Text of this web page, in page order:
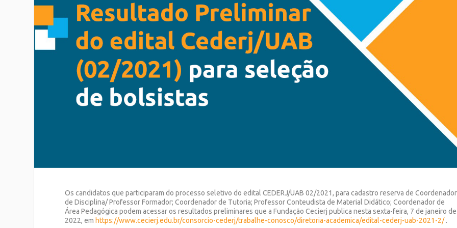
Os candidatos que participaram do processo seletivo do edital CEDERJ/UAB 02/2021, para cadastro reserva de Coordenador
de Disciplina/ Professor Formador; Coordenador de Tutoria; Professor Conteudista de Material Didático; Coordenador de
Área Pedagógica podem acessar os resultados preliminares que a Fundação Cecierj publica nesta sexta-feira, 7 de janeiro de
2022, em https://www.cecierj.edu.br/consorcio-cederj/trabalhe-conosco/diretoria-academica/edital-cederj-uab-2021-2/.